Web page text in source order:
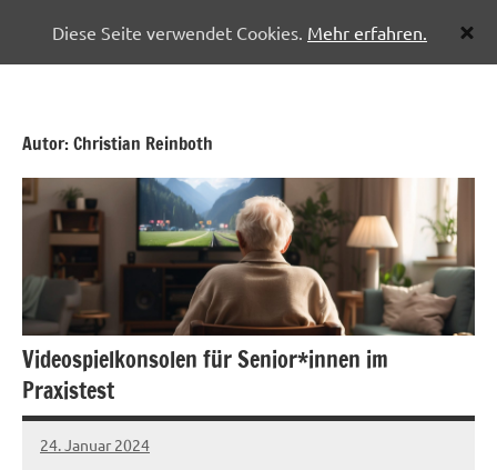
springen
Halberstadt
Autor:Christian Reinboth
Videospielkonsolen für Senior*innen im
Praxistest
24. Januar 2024
Christian
Diese Seite verwendet Cookies. Mehr erfahren.